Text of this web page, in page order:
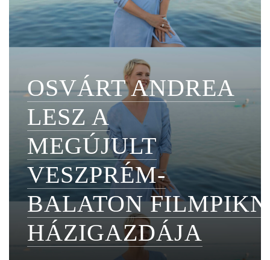
OSVÁRT ANDREA
LESZ A
MEGÚJULT
VESZPRÉM-
BALATON
HÁZIGAZDÁJA